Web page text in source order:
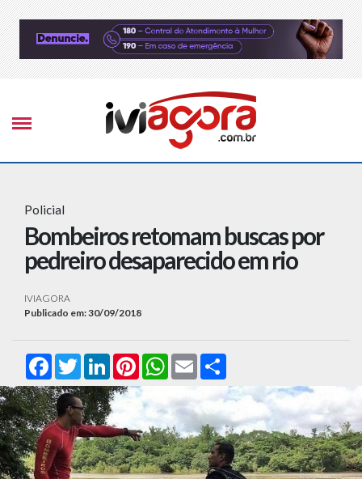
Policial
Bombeiros retomam buscas por
pedreiro desaparecido em rio
IVIAGORA
Publicado em: 30/09/2018
FacebookTwitterLinkedInPinterestWhatsApp
Email